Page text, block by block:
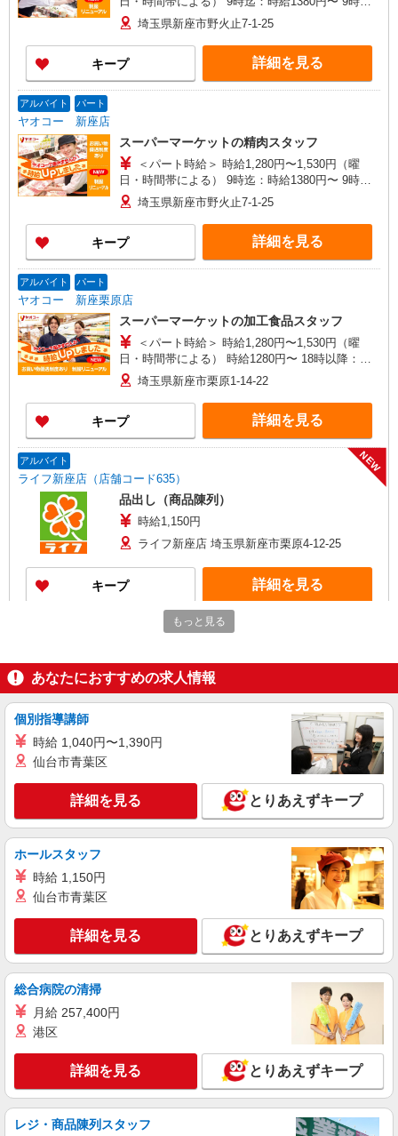
降：時給1280円〜 16時以降：時給1430円〜 ★土
曜＋100円 ★日・祝＋100円 ※アルバイトさんの
時給や募集内容はお問い合わせください
埼玉県新座市野火止7-1-25
キープ 詳細を見る
アルバイト パート
ヤオコー 新座店
スーパーマーケットの精肉スタッフ
＜パート時給＞ 時給1,280円〜1,530円（曜
日・時間帯による） 9時迄：時給1380円〜 9時以
降：時給1280円〜 16時以降：時給1430円〜 ★土
曜＋100円 ★日・祝＋100円 ※アルバイトさんの
時給や募集内容はお問い合わせください
埼玉県新座市野火止7-1-25
キープ 詳細を見る
アルバイト パート
ヤオコー 新座栗原店
スーパーマーケットの加工食品スタッフ
＜パート時給＞ 時給1,280円〜1,530円（曜
日・時間帯による） 時給1280円〜 18時以降：時
給1430円〜 ★土曜＋100円 ★日・祝＋100円 ※ア
ルバイトさんの時給や募集内容はお問い合わせく
ださい
埼玉県新座市栗原1-14-22
キープ 詳細を見る
アルバイト
ライフ新座店（店舗コード635）
NEW
品出し（商品陳列）
時給1,150円
ライフ新座店 埼玉県新座市栗原4-12-25
キープ 詳細を見る
惣菜
時給1,150円以上
キープ 詳細を見る
ライフ新座店（店舗コード635）
NEW
（早朝）荷受け・商品陳列
ライフ新座店 埼玉県新座市栗原4-12-25
詳細を見る
正社員
カーブス新座野火止【91421】
女性専用フィットネスの接客スタッフ
了まで 月給24万円 基本給24万円 資格手当3万円
（本部研修終了後支給） 残業代別途支給（基本的
に残業はありません！） 交通費支給 【残業した場
合の支給例】 残業代1,986円〜 1ヵ月最大10時間
残業した場合289,860円〜
カーブス新座野火止
キープ 詳細を見る
パート
もっと見る
あなたにおすすめの求人情報
個別指導講師
時給 1,040円〜1,390円
仙台市青葉区
詳細を見る とりあえずキープ
ホールスタッフ
時給 1,150円
仙台市青葉区
詳細を見る とりあえずキープ
総合病院の清掃
月給 257,400円
港区
詳細を見る とりあえずキープ
レジ・商品陳列スタッフ